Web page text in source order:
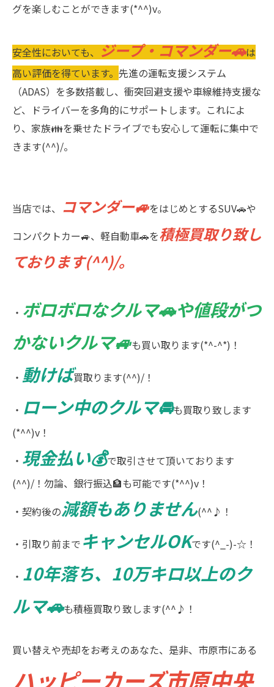
グを楽しむことができます(*^^)v。
安全性においても、 ジープ・コマンダー🚗は
高い評価を得ています。 先進の運転支援システム
（ADAS）を多数搭載し、衝突回避支援や車線維持支援な
ど、ドライバーを多角的にサポートします。これによ
り、家族👪を乗せたドライブでも安心して運転に集中で
きます(^^)/。
当店では、 コマンダー🚙をはじめとするSUV🚗や
コンパクトカー🚙、軽自動車🚗を積極買取り致し
ております(^^)/。
・ ボロボロなクルマ🚗や値段がつ
かないクルマ🚙も買い取ります(*^-^*)！
・ 動けば買取ります(^^)/！
・ ローン中のクルマ🚘も買取り致します
(*^^)v！
・ 現金払い💰で取引させて頂いております
(^^)/！勿論、銀行振込🏦も可能です(*^^)v！
・契約後の減額もありません(^^♪！
・引取り前まで キャンセルOKです(^_-)-☆！
・ 10年落ち、10万キロ以上のク
ルマ🚗も積極買取り致します(^^♪！
買い替えや売却をお考えのあなた、是非、市原市にある
ハッピーカーズ市原中央